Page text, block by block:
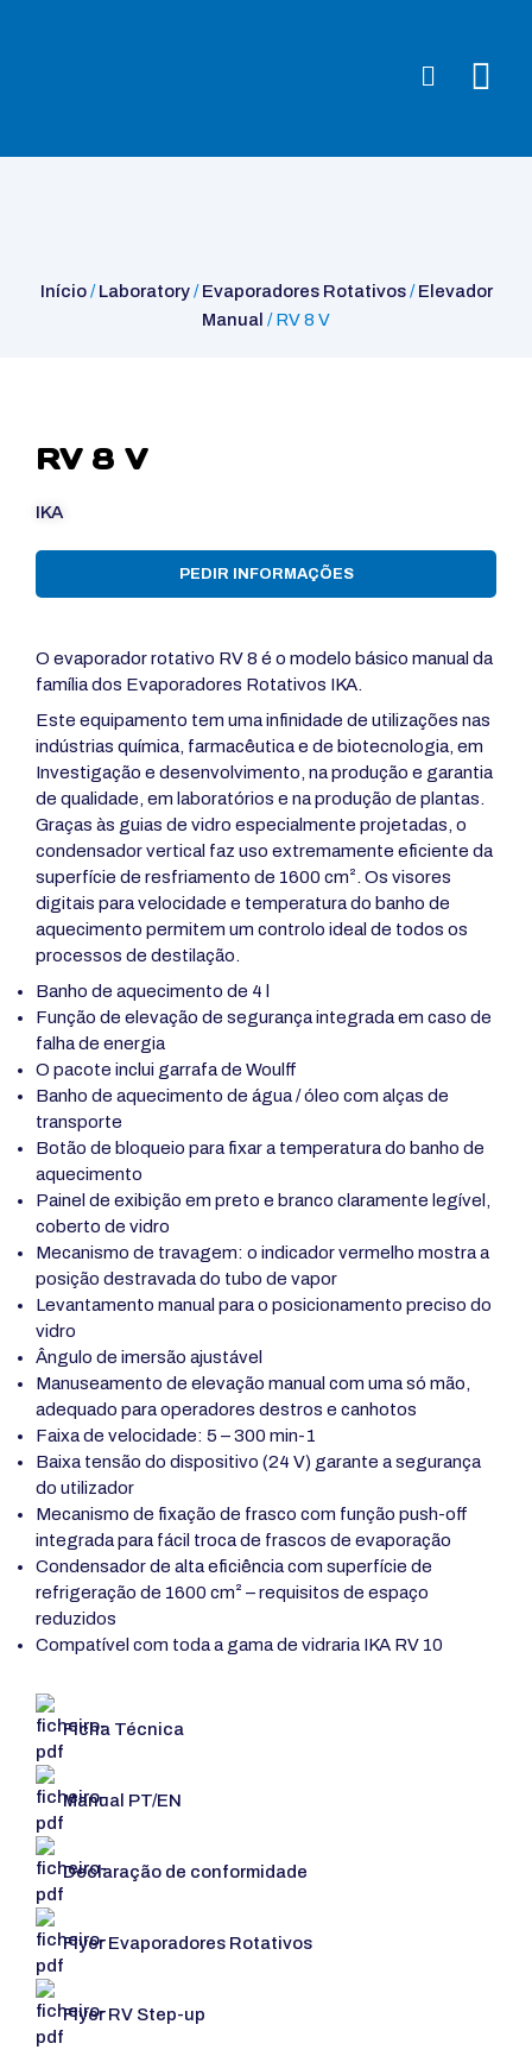
Início/Laboratory/Evaporadores Rotativos/Elevador
Manual / RV 8 V
RV 8 V
IKA
PEDIR INFORMAÇÕES
O evaporador rotativo RV 8 é o modelo básico manual da
família dos Evaporadores Rotativos IKA.
Este equipamento tem uma infinidade de utilizações nas
indústrias química, farmacêutica e de biotecnologia, em
Investigação e desenvolvimento, na produção e garantia
de qualidade, em laboratórios e na produção de plantas.
Graças às guias de vidro especialmente projetadas, o
condensador vertical faz uso extremamente eficiente da
superfície de resfriamento de 1600 cm². Os visores
digitais para velocidade e temperatura do banho de
aquecimento permitem um controlo ideal de todos os
processos de destilação.
Banho de aquecimento de 4 l
Função de elevação de segurança integrada em caso de
falha de energia
O pacote inclui garrafa de Woulff
Banho de aquecimento de água / óleo com alças de
transporte
Botão de bloqueio para fixar a temperatura do banho de
aquecimento
Painel de exibição em preto e branco claramente legível,
coberto de vidro
Mecanismo de travagem: o indicador vermelho mostra a
posição destravada do tubo de vapor
Levantamento manual para o posicionamento preciso do
vidro
Ângulo de imersão ajustável
Manuseamento de elevação manual com uma só mão,
adequado para operadores destros e canhotos
Faixa de velocidade: 5 – 300 min-1
Baixa tensão do dispositivo (24 V) garante a segurança
do utilizador
Mecanismo de fixação de frasco com função push-off
integrada para fácil troca de frascos de evaporação
Condensador de alta eficiência com superfície de
refrigeração de 1600 cm² – requisitos de espaço
reduzidos
Compatível com toda a gama de vidraria IKA RV 10
Ficha Técnica
Manual PT/EN
Declaração de conformidade
Flyer Evaporadores Rotativos
Flyer RV Step-up